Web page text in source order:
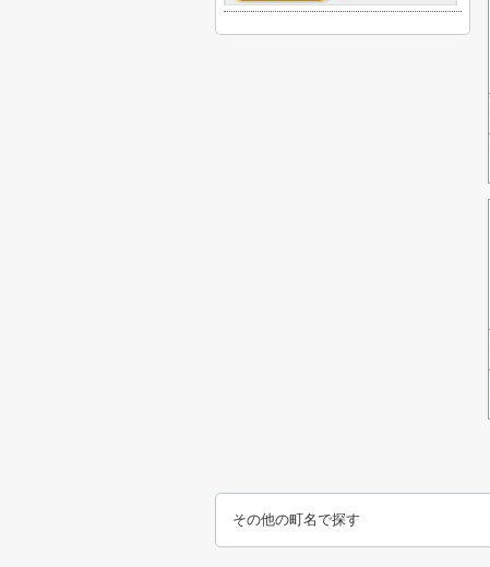
その他の町名で探す